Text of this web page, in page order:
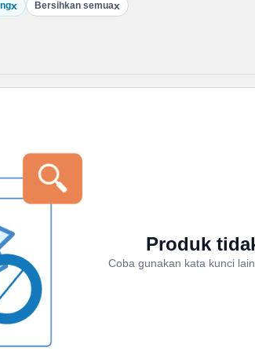
x Bersihkan semuax
Produk
Coba gunakan kata kunci